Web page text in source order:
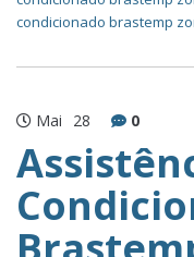
condicionado brastemp
Mai 28 0